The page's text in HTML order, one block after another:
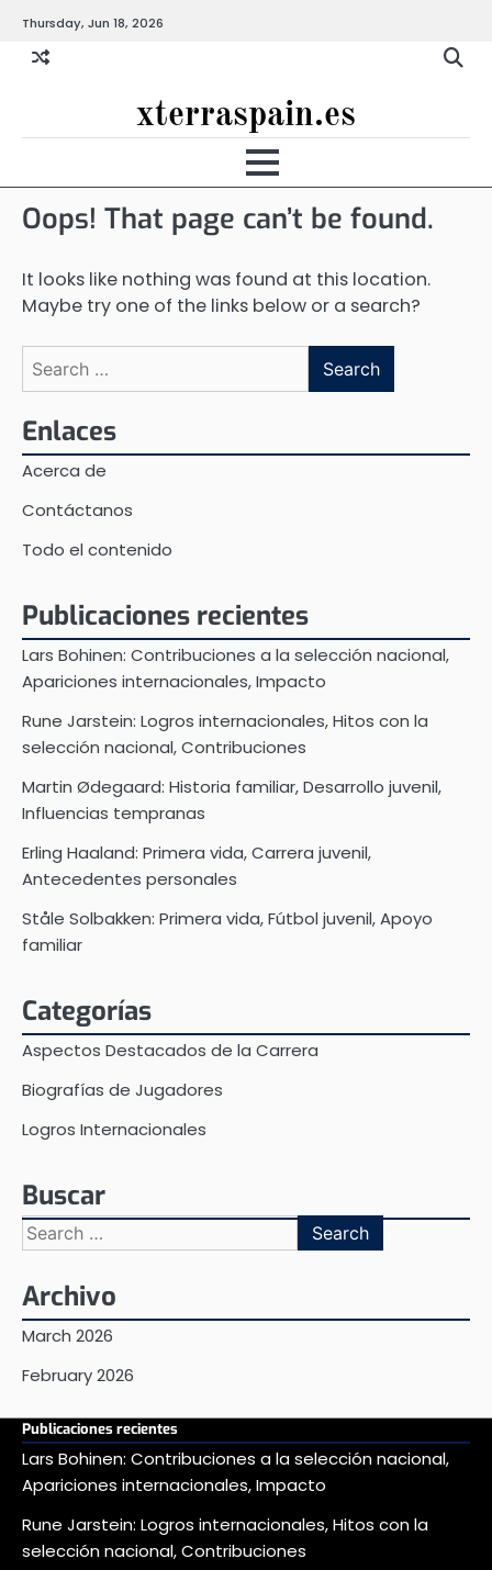
content
Thursday, Jun 18, 2026
xterraspain.es
Oops! That page can’t be found.
It looks like nothing was found at this location.
Maybe try one of the links below or a search?
Search
for:
Enlaces
Acerca de
Contáctanos
Todo el contenido
Publicaciones recientes
Lars Bohinen: Contribuciones a la selección nacional,
Apariciones internacionales, Impacto
Rune Jarstein: Logros internacionales, Hitos con la
selección nacional, Contribuciones
Martin Ødegaard: Historia familiar, Desarrollo juvenil,
Influencias tempranas
Erling Haaland: Primera vida, Carrera juvenil,
Antecedentes personales
Ståle Solbakken: Primera vida, Fútbol juvenil, Apoyo
familiar
Categorías
Aspectos Destacados de la Carrera
Biografías de Jugadores
Logros Internacionales
Buscar
Search
for:
Archivo
March 2026
February 2026
Publicaciones recientes
Lars Bohinen: Contribuciones a la selección nacional,
Apariciones internacionales, Impacto
Rune Jarstein: Logros internacionales, Hitos con la
selección nacional, Contribuciones